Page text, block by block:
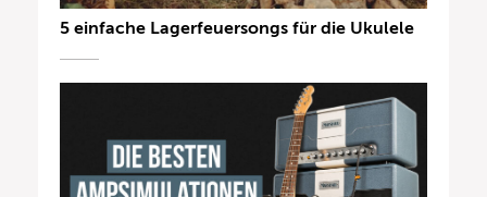
5 einfache Lagerfeuersongs für die Ukulele